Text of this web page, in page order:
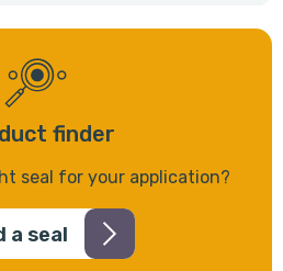
finder
seal for your application?
a seal